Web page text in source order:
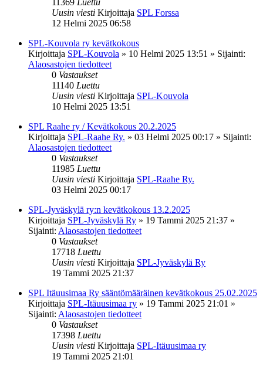
Uusin viesti Kirjoittaja SPL Forssa
12 Helmi 2025 06:58
SPL-Kouvola ry kevätkokous
Kirjoittaja SPL-Kouvola » 10 Helmi 2025 13:51 » Sijainti:
Alaosastojen tiedotteet
0 Vastaukset
11140 Luettu
Uusin viesti Kirjoittaja SPL-Kouvola
10 Helmi 2025 13:51
SPL Raahe ry / Kevätkokous 20.2.2025
Kirjoittaja SPL-Raahe Ry. » 03 Helmi 2025 00:17 » Sijainti:
Alaosastojen tiedotteet
0 Vastaukset
11985 Luettu
Uusin viesti Kirjoittaja SPL-Raahe Ry.
03 Helmi 2025 00:17
SPL-Jyväskylä ry:n kevätkokous 13.2.2025
Kirjoittaja SPL-Jyväskylä Ry » 19 Tammi 2025 21:37 »
Sijainti: Alaosastojen tiedotteet
0 Vastaukset
17718 Luettu
Uusin viesti Kirjoittaja SPL-Jyväskylä Ry
19 Tammi 2025 21:37
SPL Itäuusimaa Ry sääntömääräinen kevätkokous 25.02.2025
Kirjoittaja SPL-Itäuusimaa ry » 19 Tammi 2025 21:01 »
Sijainti: Alaosastojen tiedotteet
0 Vastaukset
17398 Luettu
Uusin viesti Kirjoittaja SPL-Itäuusimaa ry
19 Tammi 2025 21:01